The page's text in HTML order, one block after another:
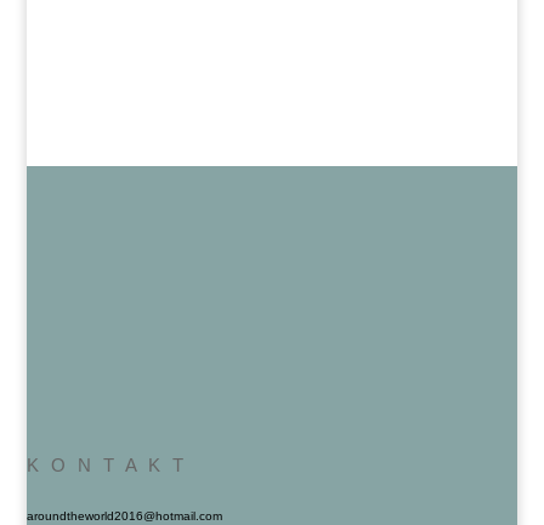
K O N T A K T
aroundtheworld2016@hotmail.com